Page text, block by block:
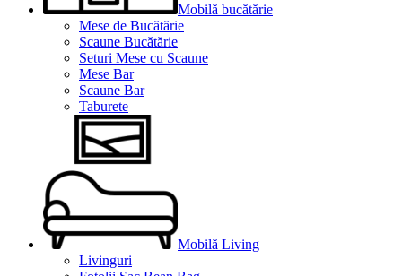
Mobilă bucătărie
Mese de Bucătărie
Scaune Bucătărie
Seturi Mese cu Scaune
Mese Bar
Scaune Bar
Taburete
Mobilă Living
Livinguri